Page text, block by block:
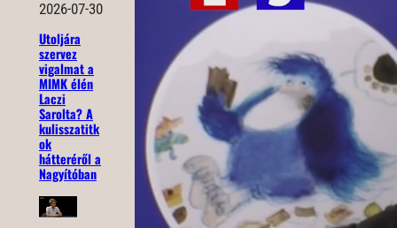
2026-07-30
Utoljára
szervez
vigalmat a
MIMK élén
Laczi
Sarolta? A
kulisszatitk
ok
hátteréről a
Nagyítóban